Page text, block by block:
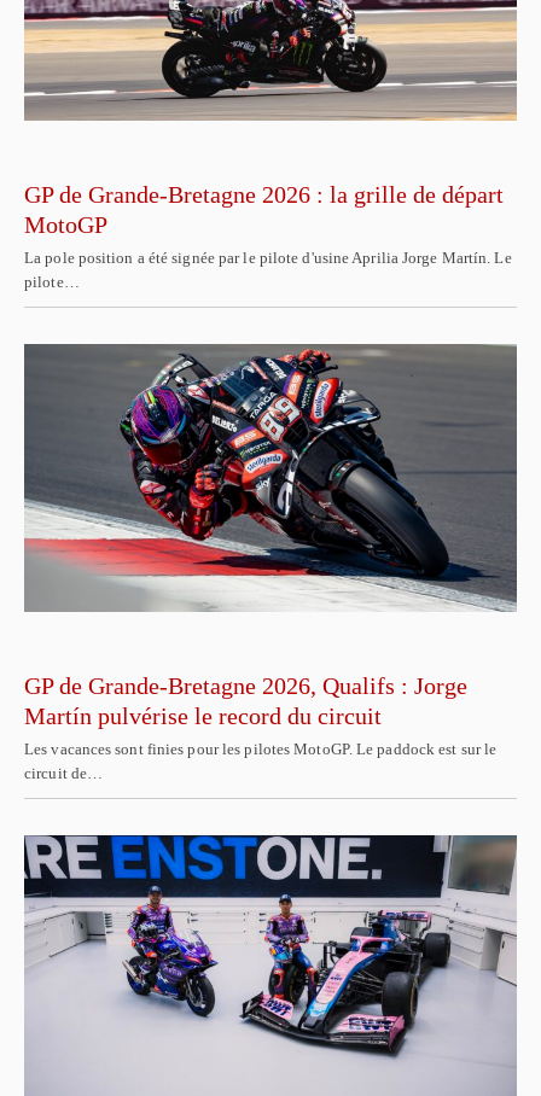
GP de Grande-Bretagne 2026 : la grille de départ
MotoGP
La pole position a été signée par le pilote d'usine Aprilia Jorge Martín. Le
pilote…
GP de Grande-Bretagne 2026, Qualifs : Jorge
Martín pulvérise le record du circuit
Les vacances sont finies pour les pilotes MotoGP. Le paddock est sur le
circuit de…